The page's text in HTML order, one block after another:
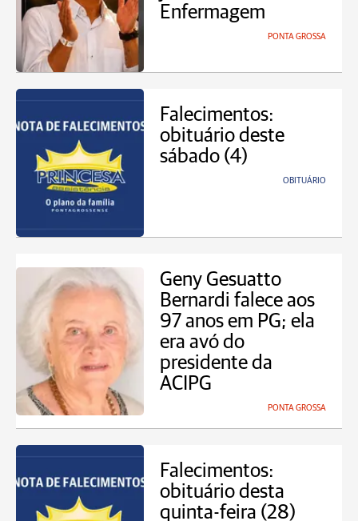
Enfermagem
PONTA GROSSA
Falecimentos:
obituário deste
sábado (4)
OBITUÁRIO
Geny Gesuatto
Bernardi falece aos
97 anos em PG; ela
era avó do
presidente da
ACIPG
PONTA GROSSA
Falecimentos:
obituário desta
quinta-feira (28)